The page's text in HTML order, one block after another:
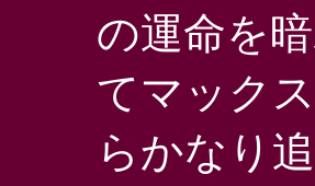
の運命を
てマック
らかなり